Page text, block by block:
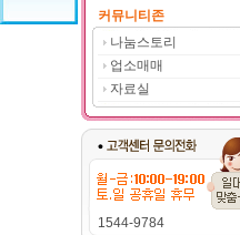
커뮤니티존
나눔스토리
업소매매
자료실
1544-9784